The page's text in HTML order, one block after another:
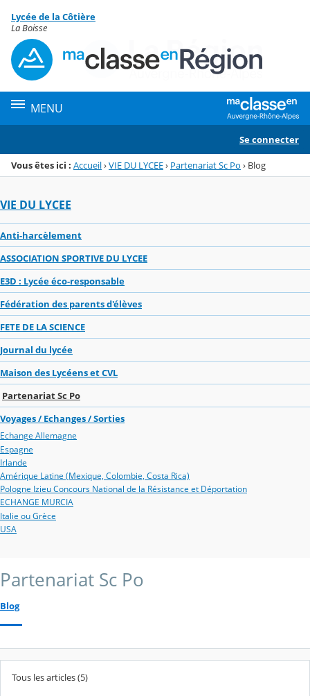
Menu de la rubrique
Contenu
Lycée de la Côtière
La Boisse
MENU
Se connecter
Vous êtes ici : Accueil›VIE DU LYCEE› Partenariat Sc Po › Blog
VIE DU LYCEE
Anti-harcèlement
ASSOCIATION SPORTIVE DU LYCEE
E3D : Lycée éco-responsable
Fédération des parents d'élèves
FETE DE LA SCIENCE
Journal du lycée
Maison des Lycéens et CVL
Partenariat Sc Po
Voyages / Echanges / Sorties
Echange Allemagne
Espagne
Irlande
Amérique Latine (Mexique, Colombie, Costa Rica)
Pologne Izieu Concours National de la Résistance et Déportation
ECHANGE MURCIA
Italie ou Grèce
USA
Partenariat Sc Po
Blog
Tous les articles (5)